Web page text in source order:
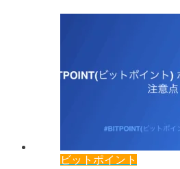
ビットポイント